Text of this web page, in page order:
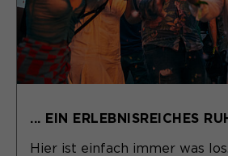
... EIN ERLEBNISREICHES
Hier ist einfach immer was